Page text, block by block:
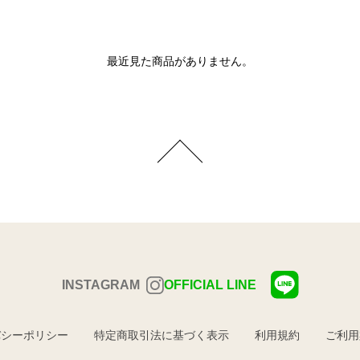
最近見た商品がありません。
INSTAGRAM OFFICIAL LINE
ーポリシー 特定商取引法に基づく表示 利用規約 ご利